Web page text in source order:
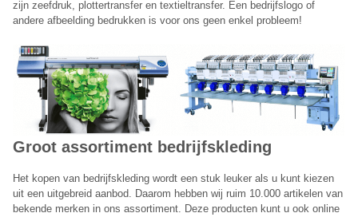
zijn zeefdruk, plottertransfer en textieltransfer. Een bedrijfslogo of
andere afbeelding bedrukken is voor ons geen enkel probleem!
Groot assortiment bedrijfskleding
​Het kopen van bedrijfskleding wordt een stuk leuker als u kunt kiezen
uit een uitgebreid aanbod. Daarom hebben wij ruim 10.000 artikelen van
bekende merken in ons assortiment. Deze producten kunt u ook online